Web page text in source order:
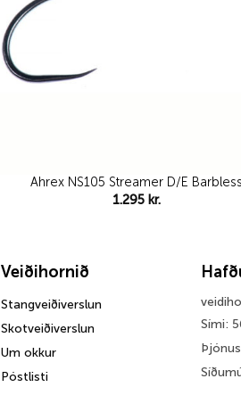
Ahrex NS105 Streamer D/E Barbless
1.295 kr.
Veiðihornið
Stangveiðiverslun
Skotveiðiverslun
Um okkur
Póstlisti
Sími: